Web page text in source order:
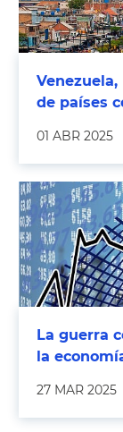
de países
01 ABR 2025
La guerra
la
27 MAR 2025